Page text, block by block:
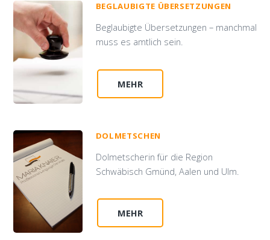
BEGLAUBIGTE ÜBERSETZUNGEN
Beglaubigte Übersetzungen – manchmal
muss es amtlich sein.
MEHR
DOLMETSCHEN
Dolmetscherin für die Region
Schwäbisch Gmünd, Aalen und Ulm.
MEHR